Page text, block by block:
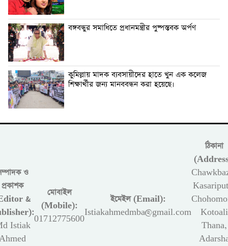
বঙ্গবন্ধুর সমাধিতে প্রধানমন্ত্রীর পুষ্পস্তবক অর্পণ
কুমিল্লায় মাদক ব্যবসায়ীদের হাতে খুন এক কলেজ
শিক্ষার্থীর জন্য মানববন্ধন করা হয়েছে।
ও
প্রকাশক
&
Istiak
মোবাইল
(Mobile):
01712775600
ইমেইল (Email):
Istiakahmedmba@gmail.com
ঠিকানা
Kotoali
Thana,